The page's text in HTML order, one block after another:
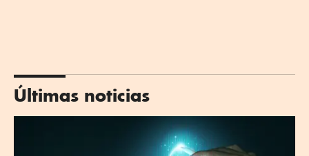
Últimas noticias